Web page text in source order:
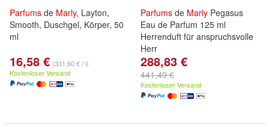
Parfums de Marly, Layton,
Smooth, Duschgel, Körper, 50
ml
16,58 € (331,60 € / l)
Kostenloser Versand
Parfums de Marly Pegasus
Eau de Parfum 125 ml
Herrenduft für anspruchsvolle
Herr
288,83 €
441,49 €
Kostenloser Versand